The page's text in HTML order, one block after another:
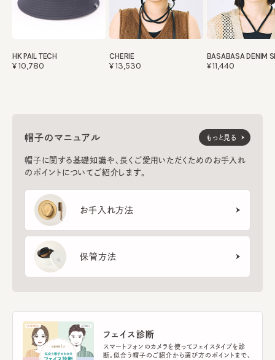
HK PAIL TECH
¥10,780
CHERIE
¥13,530
BASABASA DENIM
¥11,440
帽子のマニュアル
帽子に関する基礎知識や、長くご愛用いただくためのお手入れ
のポイントについてご紹介します。
お手入れ方法
保管方法
もっと見る
フェイス診断
スマートフォンのカメラを使ってフェイスタイプを診
断。似合う帽子のご紹介から選び方のポイントまで、